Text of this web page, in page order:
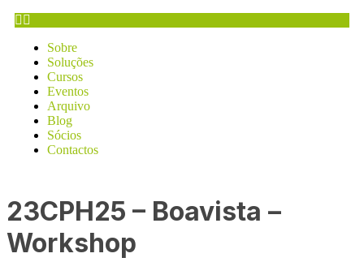
Sobre
Soluções
Cursos
Eventos
Arquivo
Blog
Sócios
Contactos
23CPH25 – Boavista –
Workshop